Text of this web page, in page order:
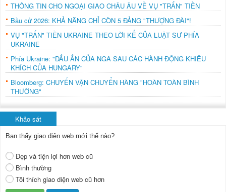
THÔNG TIN CHO NGOẠI GIAO CHÂU ÂU VỀ VỤ "TRẤN" TIỀN
Bầu cử 2026: KHẢ NĂNG CHỈ CÒN 5 ĐẢNG "THƯỢNG ĐÀI"!
VỤ "TRẤN" TIỀN UKRAINE THEO LỜI KỂ CỦA LUẬT SƯ PHÍA
UKRAINE
Phía Ukraine: "DẤU ẤN CỦA NGA SAU CÁC HÀNH ĐỘNG KHIÊU
KHÍCH CỦA HUNGARY"
Bloomberg: CHUYẾN VẬN CHUYỂN HÀNG "HOÀN TOÀN BÌNH
THƯỜNG"
Khảo sát
Bạn thấy giao diện web mới thế nào?
Đẹp và tiện lợi hơn web cũ
Bình thường
Tôi thích giao diện web cũ hơn